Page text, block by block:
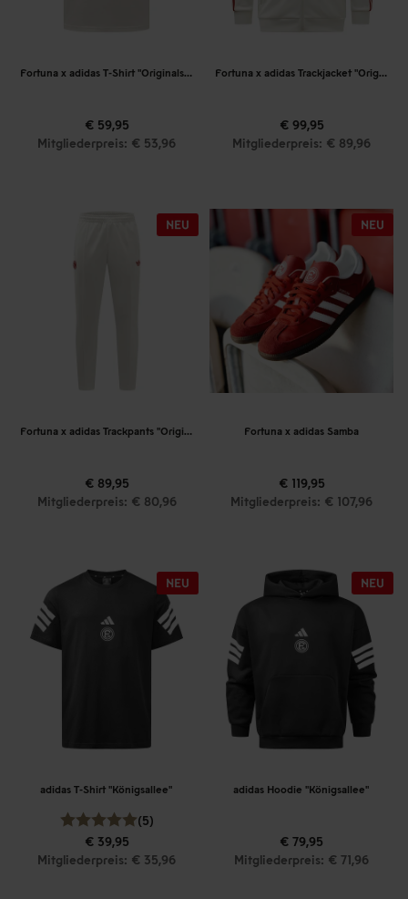
Fortuna x adidas T-Shirt "Originals" Off-White
€ 59,95
Mitgliederpreis: € 53,96
Fortuna x adidas Trackjacket "Originals" Off-White
€ 99,95
Mitgliederpreis: € 89,96
Fortuna x adidas Trackpants "Originals" Off-White
€ 89,95
Mitgliederpreis: € 80,96
Fortuna x adidas Samba
€ 119,95
Mitgliederpreis: € 107,96
adidas T-Shirt "Königsallee"
(5)
€ 39,95
Mitgliederpreis: € 35,96
adidas Hoodie "Königsallee"
€ 79,95
Mitgliederpreis: € 71,96